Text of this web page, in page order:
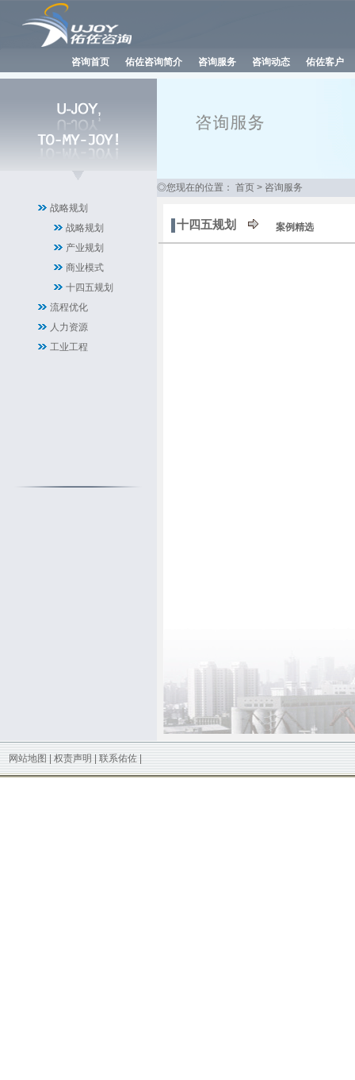
咨询首页 佑佐咨询简介 咨询服务 咨询动态 佑佐客户
战略规划
战略规划
产业规划
商业模式
十四五规划
流程优化
人力资源
工业工程
◎您现在的位置： 首页 > 咨询服务
十四五规划 案例精选
网站地图|权责声明|联系佑佐|